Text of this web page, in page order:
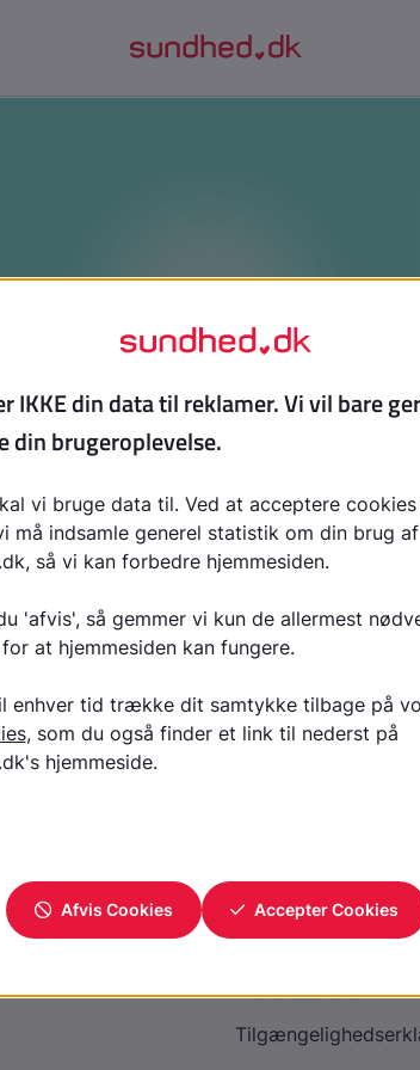
du vide om
du vil have klar besked om, hvad en
får en forklaring på de forskellige
Læs tekst på Aarhus Universitetshospital